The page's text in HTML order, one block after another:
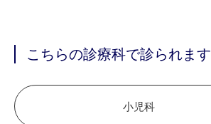
こちらの診療科で診られます
小児科